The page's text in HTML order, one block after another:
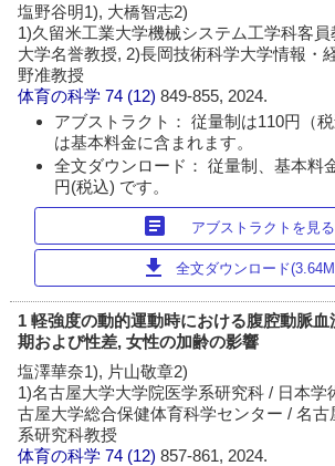
塩野谷明1), 大橋智志2)
1)久留米工業大学機械システム工学科客
大学名誉教授, 2)長岡技術科学大学情報・
野准教授
体育の科学 74 (12)849-855, 2024.
アブストラクト： 従量制は110円（
は基本料金に含まれます。
全文ダウンロード： 従量制、基本料
円(税込) です。
article アブストラクトを見る
download 全文ダウンロード
1 軽強度の動的運動時における腹腔動脈血
期および性差, 女性の加齢の影響
塩澤華奈1), 片山敬章2)
1)名古屋大学大学院医学系研究科 / 日本学
古屋大学総合保健体育科学センター / 名
系研究科教授
体育の科学 74 (12)857-861, 2024.